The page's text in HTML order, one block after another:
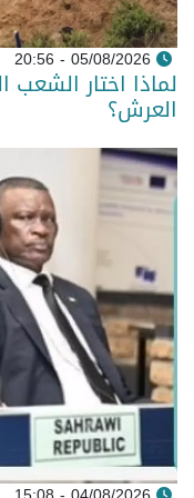
05/08/2026 - 20:56
لماذا اختار
العرش؟